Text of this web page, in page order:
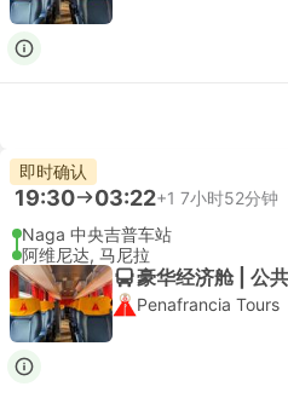
即时确认
19:30 03:22+1 7小时52分钟
Naga 中央吉普车站
阿维尼达, 马尼拉
豪华经济舱 | 公
Penafrancia Tours